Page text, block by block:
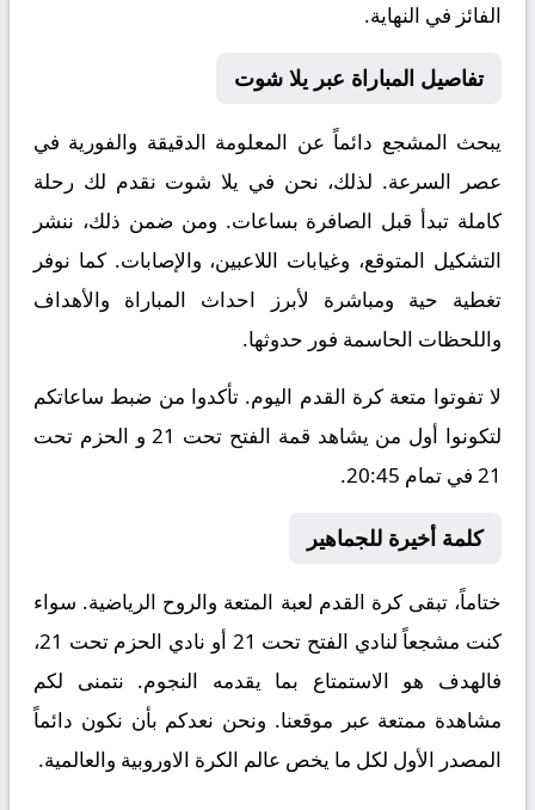
الفائز في النهاية.
تفاصيل المباراة عبر يلا شوت
يبحث المشجع دائماً عن المعلومة الدقيقة والفورية في
عصر السرعة. لذلك، نحن في يلا شوت نقدم لك رحلة
كاملة تبدأ قبل الصافرة بساعات. ومن ضمن ذلك، ننشر
التشكيل المتوقع، وغيابات اللاعبين، والإصابات. كما نوفر
تغطية حية ومباشرة لأبرز احداث المباراة والأهداف
واللحظات الحاسمة فور حدوثها.
لا تفوتوا متعة كرة القدم اليوم. تأكدوا من ضبط ساعاتكم
لتكونوا أول من يشاهد قمة الفتح تحت 21 و الحزم تحت
21 في تمام 20:45.
كلمة أخيرة للجماهير
ختاماً، تبقى كرة القدم لعبة المتعة والروح الرياضية. سواء
كنت مشجعاً لنادي الفتح تحت 21 أو نادي الحزم تحت 21،
فالهدف هو الاستمتاع بما يقدمه النجوم. نتمنى لكم
مشاهدة ممتعة عبر موقعنا. ونحن نعدكم بأن نكون دائماً
المصدر الأول لكل ما يخص عالم الكرة الاوروبية والعالمية.